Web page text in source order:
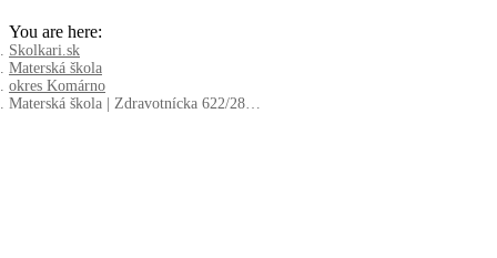
You are here:
Skolkari.sk
Materská škola
okres Komárno
Materská škola | Zdravotnícka 622/28…